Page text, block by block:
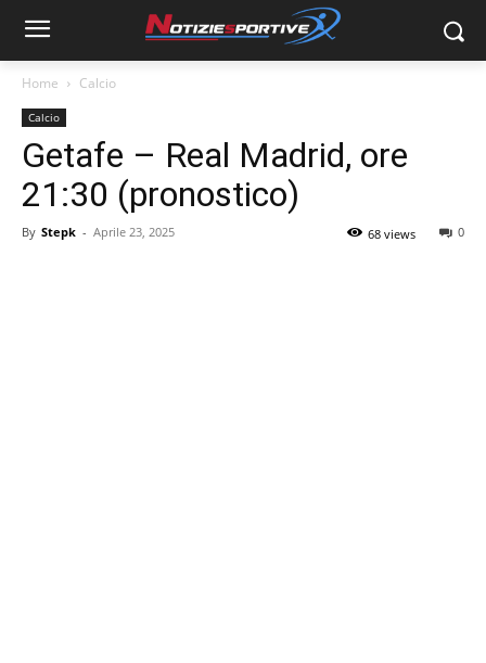
Home Calcio
Calcio
Getafe – Real Madrid, ore
21:30 (pronostico)
By Stepk - Aprile 23, 2025 0
68 views